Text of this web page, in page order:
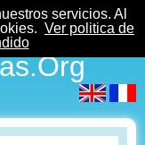
servicios. Al
Ver politica de